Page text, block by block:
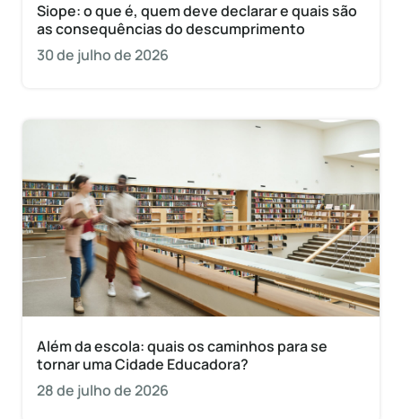
Siope: o que é, quem deve declarar e quais são
as consequências do descumprimento
30 de julho de 2026
Além da escola: quais os caminhos para se
tornar uma Cidade Educadora?
28 de julho de 2026